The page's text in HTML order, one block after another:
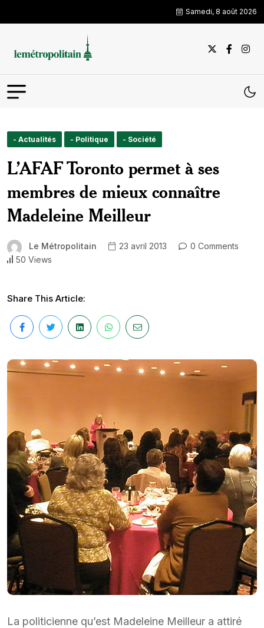
Samedi, 8 août 2026
- Actualités - Politique - Société
L’AFAF Toronto permet à ses
membres de mieux connaître
Madeleine Meilleur
Le Métropolitain 23 avril 2013
0 Comments
50 Views
Share This Article:
La politicienne qu’est Madeleine Meilleur a attiré